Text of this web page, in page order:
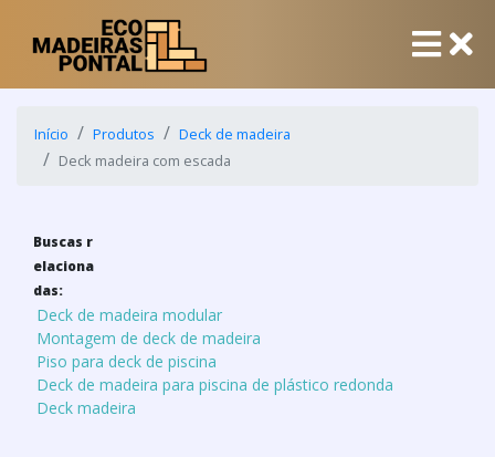
Início Produtos
Deck de madeira
Deck madeira com escada
Buscas r
elaciona
das:
Deck de madeira modular
Montagem de deck de madeira
Piso para deck de piscina
Deck de madeira para piscina de plástico redonda
Deck madeira